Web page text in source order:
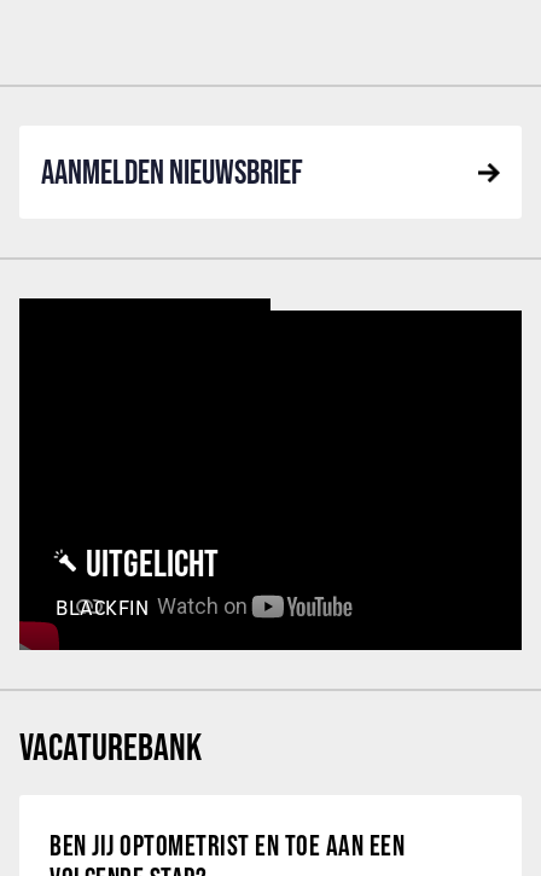
AANMELDEN NIEUWSBRIEF
UITGELICHT
BLACKFIN
VACATUREBANK
BEN JIJ OPTOMETRIST EN TOE AAN EEN